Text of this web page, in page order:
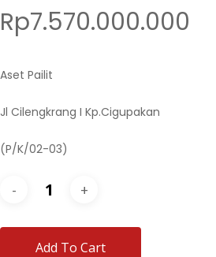
Rp7.570.000.000
Aset Pailit
Jl Cilengkrang I Kp.Cigupakan
(P/K/02-03)
Add To Cart